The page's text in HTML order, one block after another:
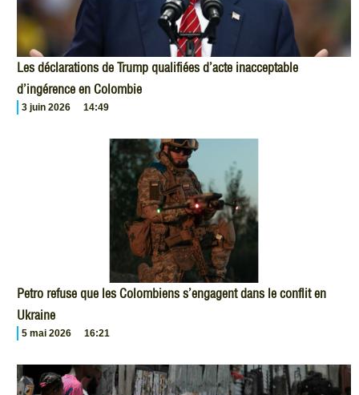
Les déclarations de Trump qualifiées d’acte inacceptable
d’ingérence en Colombie
3 juin 2026 14:49
Petro refuse que les Colombiens s’engagent dans le conflit en
Ukraine
5 mai 2026 16:21